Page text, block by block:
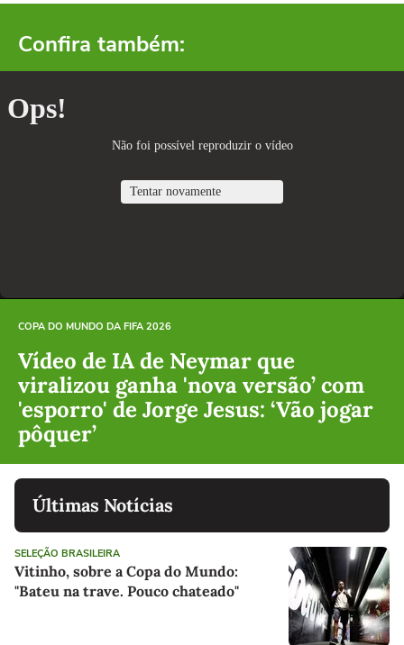
Confira também:
COPA DO MUNDO DA FIFA 2026
Vídeo de IA de Neymar que
viralizou ganha 'nova versão’ com
'esporro' de Jorge Jesus: ‘Vão jogar
pôquer’
Últimas Notícias
SELEÇÃO BRASILEIRA
Vitinho, sobre a Copa do Mundo:
"Bateu na trave. Pouco chateado"